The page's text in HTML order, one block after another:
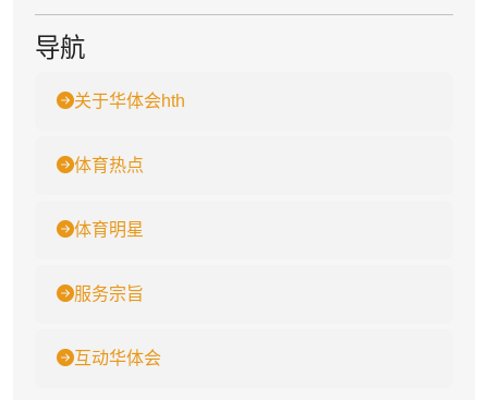
导航
关于华体会hth
体育热点
体育明星
服务宗旨
互动华体会